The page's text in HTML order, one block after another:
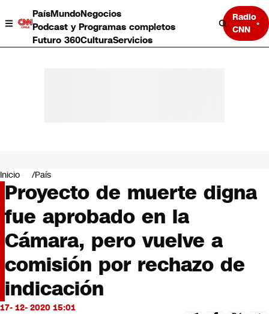
PaísMundoNegocios
Podcast y Programas completos
Futuro 360CulturaServicios
Radio
CNN
Negocios
Deportes
Programas completos
Cultura
Servicios
Bits
CNN tiempo
Futuro 360
Opinión
Inicio País
Proyecto de muerte digna
fue aprobado en la
Cámara, pero vuelve a
comisión por rechazo de
indicación
17- 12- 2020 15:01